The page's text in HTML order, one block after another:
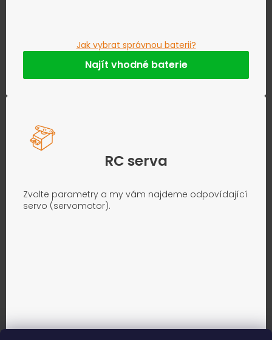
Jak vybrat správnou baterii?
Najít vhodné baterie
RC serva
Zvolte parametry a my vám najdeme odpovídající
servo (servomotor).